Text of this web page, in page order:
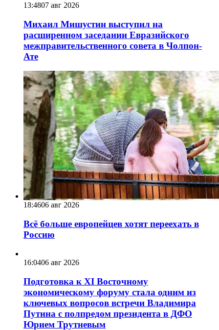
13:4807 авг 2026
Михаил Мишустин выступил на
расширенном заседании Евразийского
межправительственного совета в Чолпон-
Ате
18:4606 авг 2026
Всё больше европейцев хотят переехать в
Россию
16:0406 авг 2026
Подготовка к XI Восточному
экономическому форуму стала одним из
ключевых вопросов встречи Владимира
Путина с полпредом президента в ДФО
Юрием Трутневым